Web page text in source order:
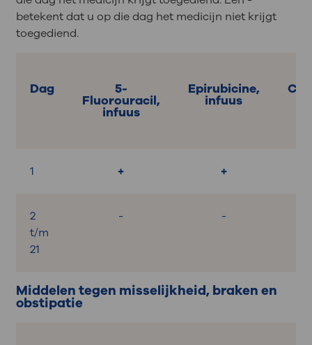
betekent dat u op die dag het medicijn niet krijgt
toegediend.
Dag 5-
Fluorouracil,
infuus
Epirubicine,
infuus
1 + +
2
t/m
21
- -
Middelen tegen misselijkheid, braken en
obstipatie